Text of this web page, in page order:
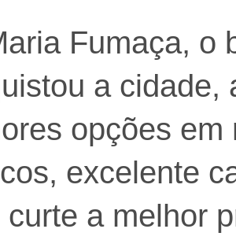
Fumaça, o
a cidade,
opções em
excelente
curte a melhor